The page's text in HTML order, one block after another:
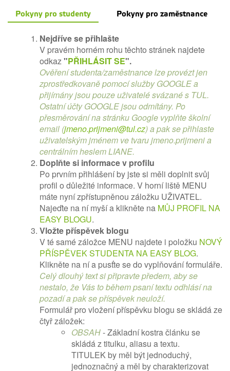
Pokyny pro studenty Pokyny pro zaměstnance
Nejdříve se přihlašte
V pravém horném rohu těchto stránek najdete
odkaz"PŘIHLÁSIT SE".
Ověření studenta/zaměstnance lze provézt jen
zprostředkovaně pomocí služby GOOGLE a
přijímány jsou pouze uživatelé svázané s TUL.
Ostatní účty GOOGLE jsou odmítány. Po
přesměrování na stránku Google vyplňte školní
email (jmeno.prijmeni@tul.cz) a pak se přihlaste
uživatelským jménem ve tvaru jmeno.prijmeni a
centrálním heslem LIANE.
Doplňte si informace v profilu
Po prvním přihlášení by jste si měli doplnit svůj
profil o důležité informace. V horní liště MENU
máte nyní zpřístupněnou záložku UŽIVATEL.
Najeďte na ní myší a klikněte na MŮJ PROFIL NA
EASY BLOGU.
Vložte příspěvek blogu
V té samé záložce MENU najdete i položku NOVÝ
PŘÍSPĚVEK STUDENTA NA EASY BLOG.
Klikněte na ní a pusťte se do vyplňování formuláře.
Celý dlouhý text si připravte předem, aby se
nestalo, že Vás to během psaní textu odhlásí na
pozadí a pak se příspěvek neuloží.
Formulář pro vložení příspěvku blogu se skládá ze
čtyř záložek:
OBSAH- Základní kostra článku se
skládá z titulku, aliasu a textu.
TITULEK by měl být jednoduchý,
jednoznačný a měl by charakterizovat